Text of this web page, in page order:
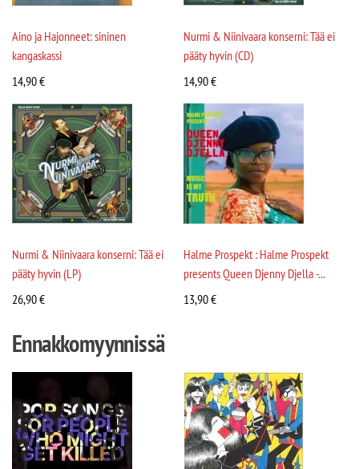
Aino ja Hajonneet: sininen
kangaskassi
14,90€
Nurmi & Niinivaara konserni: Tää ei
pääty hyvin (CD)
14,90€
Nurmi & Niinivaara konserni: Tää ei
pääty hyvin (LP)
26,90€
Halme Prospekt : Halme Prospekt
presents Queen Djenny Djella -...
13,90€
Ennakkomyynnissä